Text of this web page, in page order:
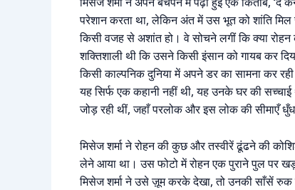
परेशान करता था, लेकिन अंत में उस भूत को शांति मिल
किसी वजह से अशांत हो। वे सोचने लगीं कि क्या रोहन
शक्तिशाली थी कि उसने किसी इंसान को गायब कर
किसी काल्पनिक दुनिया में अपने डर का सामना कर
यह सिर्फ एक कहानी नहीं थी, यह उनके घर की सच्चाई
जोड़ रही थीं, जहाँ परलोक और इस लोक की सीमाएँ
मिसेज शर्मा ने रोहन की कुछ और तस्वीरें ढूंढने की
लेने आया था। उस फोटो में रोहन एक पुराने पुल पर
मिसेज शर्मा ने उसे ज़ूम करके देखा, तो उनकी साँसें